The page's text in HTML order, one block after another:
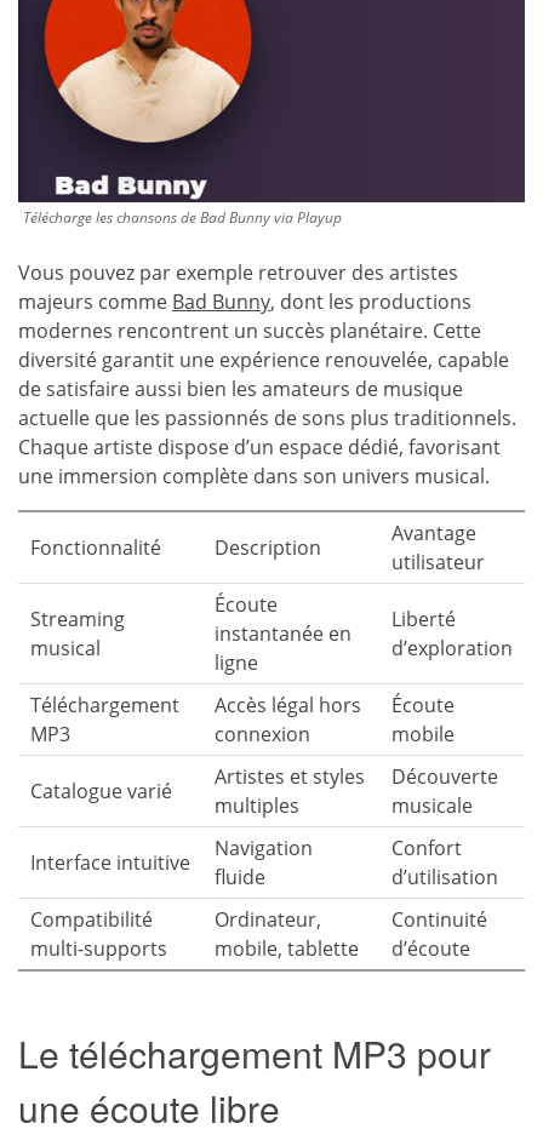
Télécharge les chansons de Bad Bunny via Playup
Vous pouvez par exemple retrouver des artistes
majeurs comme Bad Bunny, dont les productions
modernes rencontrent un succès planétaire. Cette
diversité garantit une expérience renouvelée, capable
de satisfaire aussi bien les amateurs de musique
actuelle que les passionnés de sons plus traditionnels.
Chaque artiste dispose d’un espace dédié, favorisant
une immersion complète dans son univers musical.
Fonctionnalité Description
Avantage
utilisateur
Streaming
musical
Écoute
instantanée en
ligne
Liberté
d’exploration
Téléchargement
MP3
Accès légal hors
connexion
Écoute
mobile
Catalogue varié
Artistes et styles
multiples
Découverte
musicale
Interface intuitive
Navigation
fluide
Confort
d’utilisation
Compatibilité
multi-supports
Ordinateur,
mobile, tablette
Continuité
d’écoute
Le téléchargement MP3 pour
une écoute libre